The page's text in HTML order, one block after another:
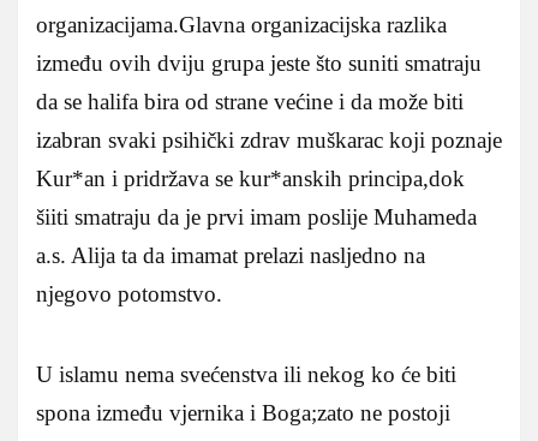
organizacijama.Glavna organizacijska razlika
između ovih dviju grupa jeste što suniti smatraju
da se halifa bira od strane većine i da može biti
izabran svaki psihički zdrav muškarac koji poznaje
Kur*an i pridržava se kur*anskih principa,dok
šiiti smatraju da je prvi imam poslije Muhameda
a.s. Alija ta da imamat prelazi nasljedno na
njegovo potomstvo.
U islamu nema svećenstva ili nekog ko će biti
spona između vjernika i Boga;zato ne postoji